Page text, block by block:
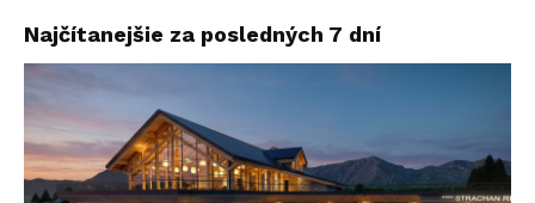
Najčítanejšie za posledných 7 dní